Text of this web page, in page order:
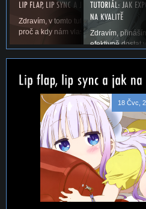
Zdravím, v tomto tutoriálu si povíme
proč a kdy nám vlastně v AMV vadí a
Zdravím,
efektivně dostat
18 Čvc,